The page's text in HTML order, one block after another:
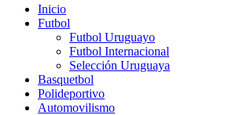
Inicio
Futbol
Futbol Uruguayo
Futbol Internacional
Selección Uruguaya
Basquetbol
Polideportivo
Automovilismo